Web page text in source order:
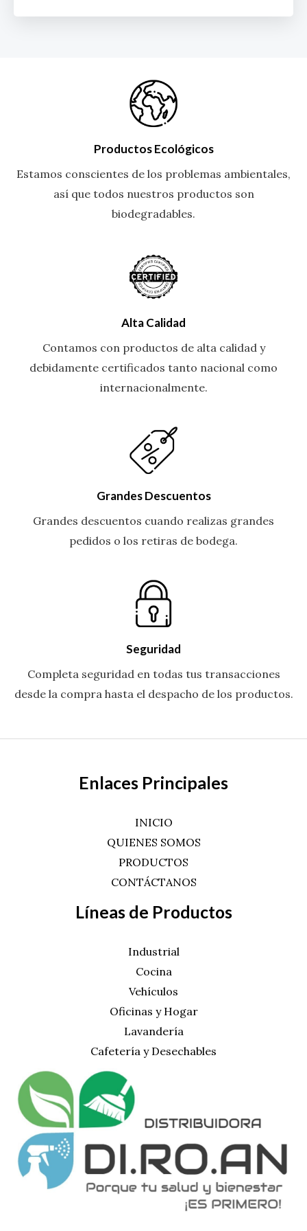
Productos Ecológicos
Estamos conscientes de los problemas ambientales,
así que todos nuestros productos son
biodegradables.
Alta Calidad
Contamos con productos de alta calidad y
debidamente certificados tanto nacional como
internacionalmente.
Grandes Descuentos
Grandes descuentos cuando realizas grandes
pedidos o los retiras de bodega.
Seguridad
Completa seguridad en todas tus transacciones
desde la compra hasta el despacho de los productos.
Enlaces Principales
INICIO
QUIENES SOMOS
PRODUCTOS
CONTÁCTANOS
Líneas de Productos
Industrial
Cocina
Vehículos
Oficinas y Hogar
Lavandería
Cafetería y Desechables